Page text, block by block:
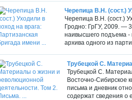
Черепица В.Н. (сост.)
Черепица В.Н. (сост.)
Гродно: ГрГУ, 2009. —
наивысшего подъема -
архива одного из
Трубецкой С.
Трубецкой С.
Восточно-Сибирское
письма и дневник
содержат сведения о